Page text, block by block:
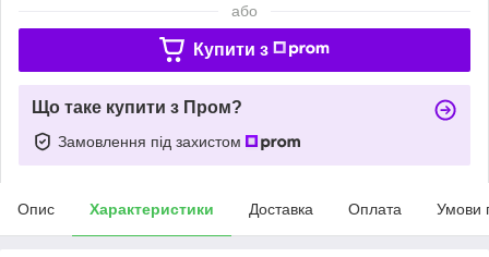
або
Купити з
Що таке купити з Пром?
Замовлення під захистом
Опис Характеристики Доставка Оплата Умови